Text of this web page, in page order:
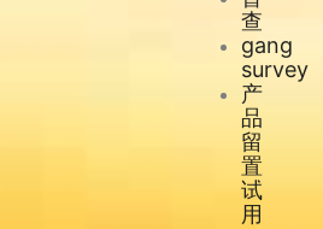
查
gang
survey
产
品
留
置
试
用